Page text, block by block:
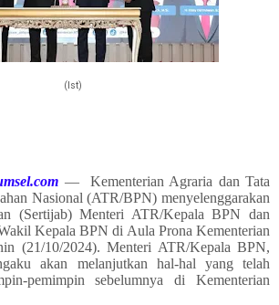
(Ist)
—
Kementerian Agraria dan Tata
Nasional (ATR/BPN) menyelenggarakan
(Sertijab) Menteri ATR/Kepala BPN dan
Kepala BPN di Aula Prona Kementerian
(21/10/2024). Menteri ATR/Kepala BPN,
akan melanjutkan hal-hal yang telah
pemimpin sebelumnya di Kementerian